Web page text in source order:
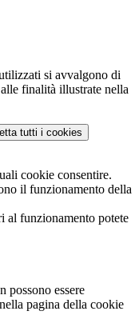
si avvalgono di
finalità illustrate nella
tutti i cookies
cookie consentire.
il funzionamento della
al funzionamento potete
possono essere
pagina della cookie